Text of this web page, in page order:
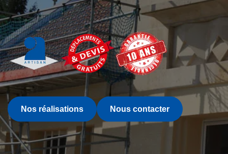
Nos réalisations Nous contacter